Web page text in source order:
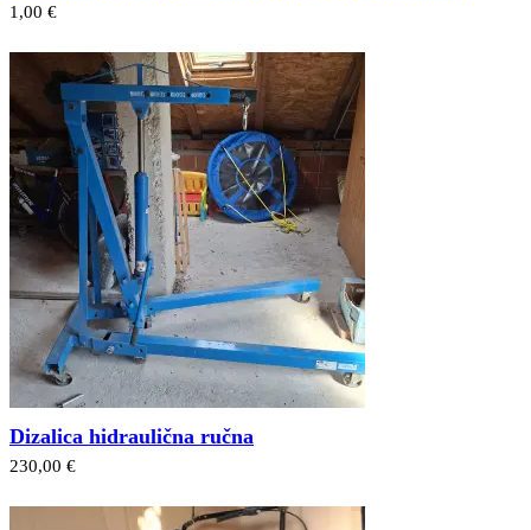
1,00 €
Dizalica hidraulična ručna
230,00 €